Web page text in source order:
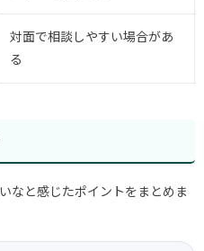
対面で相談しやすい場合があ
る
なと感じたポイントをまとめま